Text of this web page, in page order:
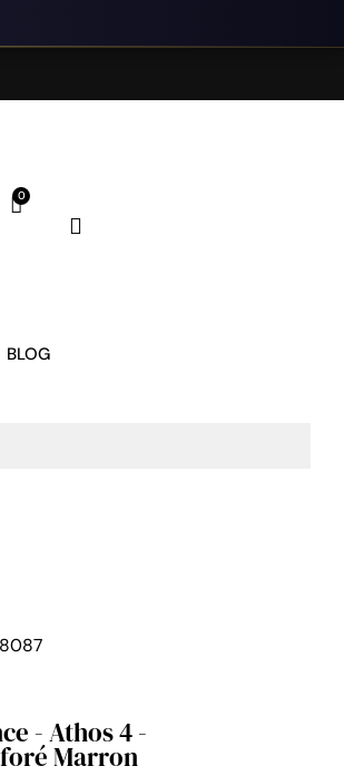
BLOG
- Athos 4 -
Marron